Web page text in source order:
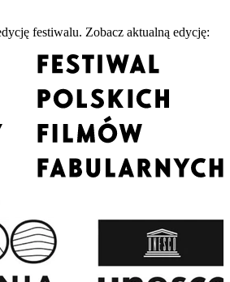
festiwalu. Zobacz aktualną edycję: